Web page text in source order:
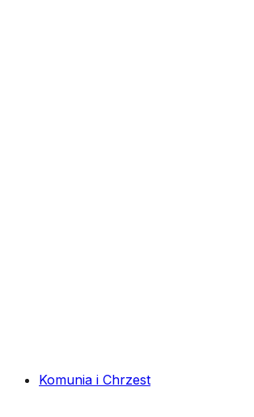
Komunia i Chrzest